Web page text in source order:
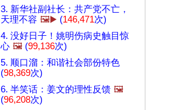
3. 新华社副社长：共产党不亡，
天理不容 🖼️▶️ (146,471次)
4. 没好日子！姚明伤病史触目惊
心 🖼️ (99,136次)
5. 顺口溜：和谐社会部份特色
(98,369次)
6. 半笑话：姜文的理性反馈 🖼️
(96,208次)